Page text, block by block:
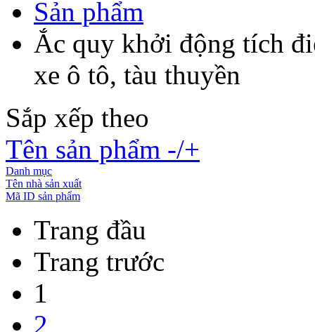
Sản phẩm
Ắc quy khởi động tích
xe ô tô, tàu thuyền
Sắp xếp theo
Tên sản phẩm -/+
Danh mục
Tên nhà sản xuất
Mã ID sản phẩm
Trang đầu
Trang trước
1
2